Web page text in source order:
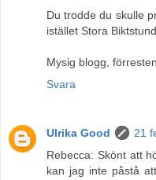
Du trodde du skulle
istället Stora
Mysig blogg, förresten.
Svara
Ulrika Good
21
Rebecca: Skönt att
kan jag inte påstå